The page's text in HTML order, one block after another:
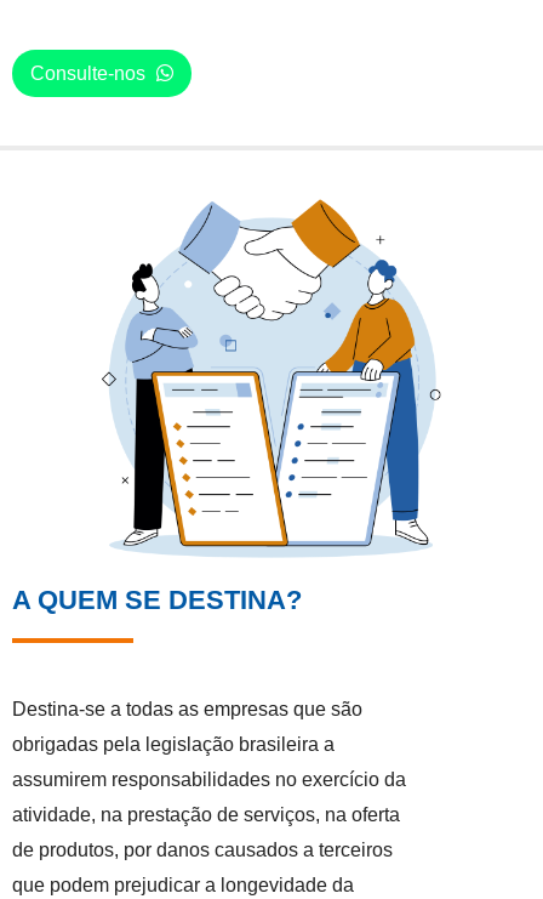
Consulte-nos
A QUEM SE DESTINA?
Destina-se a todas as empresas que são
obrigadas pela legislação brasileira a
assumirem responsabilidades no exercício da
atividade, na prestação de serviços, na oferta
de produtos, por danos causados a terceiros
que podem prejudicar a longevidade da